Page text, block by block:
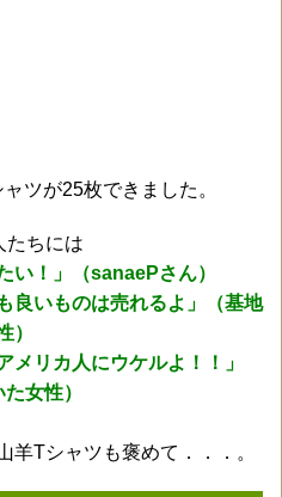
ツが25枚できました。
たちには
い！」（sanaePさん）
良いものは売れるよ」（基地
）
メリカ人にウケルよ！！」
女性）
羊Tシャツも褒めて．．．。